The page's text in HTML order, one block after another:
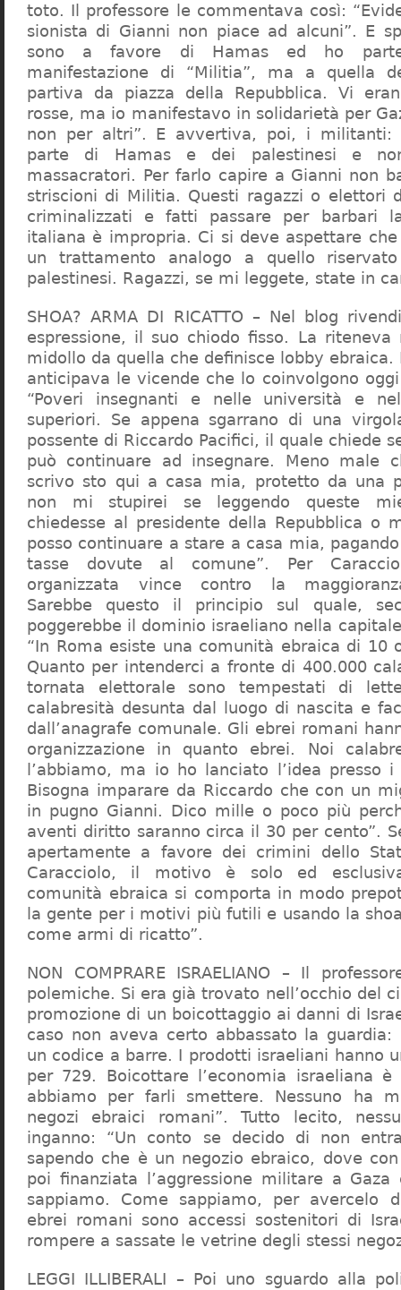
toto. Il professore le commentava così:
sionista di Gianni non piace ad alcuni”. E
sono a favore di Hamas ed ho
manifestazione di “Militia”, ma a quella
partiva da piazza della Repubblica. Vi
rosse, ma io manifestavo in solidarietà per
non per altri”. E avvertiva, poi, i militanti:
parte di Hamas e dei palestinesi e
massacratori. Per farlo capire a Gianni non
striscioni di Militia. Questi ragazzi o elettori
criminalizzati e fatti passare per barbari
italiana è impropria. Ci si deve aspettare
un trattamento analogo a quello
palestinesi. Ragazzi, se mi leggete, state in
SHOA? ARMA DI RICATTO – Nel blog
espressione, il suo chiodo fisso. La
midollo da quella che definisce lobby ebraica.
anticipava le vicende che lo coinvolgono
“Poveri insegnanti e nelle università e
superiori. Se appena sgarrano di una
possente di Riccardo Pacifici, il quale chiede
può continuare ad insegnare. Meno male
scrivo sto qui a casa mia, protetto da una
non mi stupirei se leggendo queste
chiedesse al presidente della Repubblica o
posso continuare a stare a casa mia,
tasse dovute al comune”. Per
organizzata vince contro la
Sarebbe questo il principio sul quale,
poggerebbe il dominio israeliano nella
“In Roma esiste una comunità ebraica di 10
Quanto per intenderci a fronte di 400.000
tornata elettorale sono tempestati di
calabresità desunta dal luogo di nascita e
dall’anagrafe comunale. Gli ebrei romani
organizzazione in quanto ebrei. Noi
l’abbiamo, ma io ho lanciato l’idea presso
Bisogna imparare da Riccardo che con un
in pugno Gianni. Dico mille o poco più
aventi diritto saranno circa il 30 per cento”.
apertamente a favore dei crimini dello
Caracciolo, il motivo è solo ed
comunità ebraica si comporta in modo
la gente per i motivi più futili e usando la
come armi di ricatto”.
NON COMPRARE ISRAELIANO – Il
polemiche. Si era già trovato nell’occhio del
promozione di un boicottaggio ai danni di
caso non aveva certo abbassato la guardia:
un codice a barre. I prodotti israeliani hanno
per 729. Boicottare l’economia israeliana è
abbiamo per farli smettere. Nessuno ha
negozi ebraici romani”. Tutto lecito,
inganno: “Un conto se decido di non
sapendo che è un negozio ebraico, dove
poi finanziata l’aggressione militare a
sappiamo. Come sappiamo, per avercelo
ebrei romani sono accessi sostenitori di
rompere a sassate le vetrine degli stessi
LEGGI ILLIBERALI – Poi uno sguardo alla